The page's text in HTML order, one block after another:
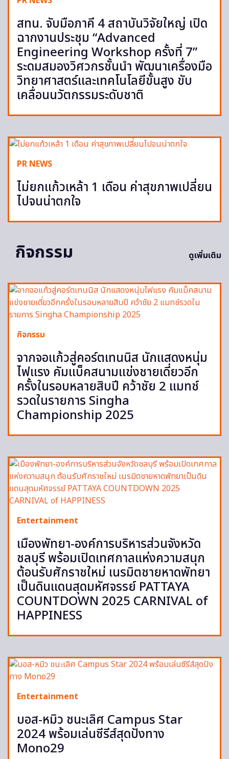
สทน. จับมือภาคี 4 สถาบันวิจัยใหญ่ เปิด
ฉากงานประชุม “Advanced
Engineering Workshop ครั้งที่ 7”
ระดมสมองวิศวกรชั้นนำ พัฒนาเครื่องมือ
วิทยาศาสตร์และเทคโนโลยีขั้นสูง ขับ
เคลื่อนนวัตกรรมระดับชาติ
PR NEWS
ไม่ยกแก้วเหล้า 1 เดือน ค่าสุขภาพเปลี่ยน
ไปจนน่าตกใจ
กิจกรรม ดูเพิ่มเติม
กิจกรรม
จากจอแก้วสู่คอร์ตเทนนิส นักแสดงหนุ่ม
ไฟแรง คัมแบ็คสนามแข่งชายเดี่ยวอีก
ครั้งในรอบหลายสิบปี คว้าชัย 2 แมทช์
รวดในรายการ Singha
Championship 2025
Entertainment
เมืองพัทยา-องค์การบริหารส่วนจังหวัด
ชลบุรี พร้อมเปิดเทศกาลแห่งความสนุก
ต้อนรับศักราชใหม่ เนรมิตชายหาดพัทยา
เป็นดินแดนสุดมหัศจรรย์ PATTAYA
COUNTDOWN 2025 CARNIVAL of
HAPPINESS
Entertainment
บอส-หมิว ชนะเลิศ Campus Star
2024 พร้อมเล่นซีรีส์สุดปังทาง
Mono29